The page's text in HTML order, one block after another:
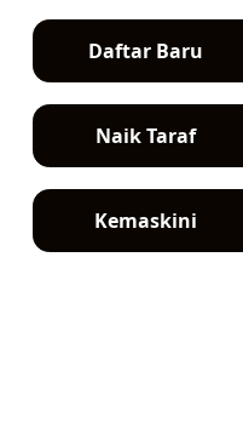
Daftar Baru
Naik Taraf
Kemaskini